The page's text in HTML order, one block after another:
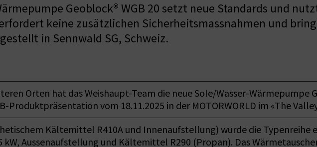
Geoblock® WGB 20 setzt neue Standards und
keine zusätzlichen Sicherheitsmassnahmen und
in Sennwald SG, Schweiz.
Orten hat das Weishaupt-Team die neue Sole/Wasser-Wärmepumpe
Produktpräsentation vom 18.11.2025 in der MOTORWORLD im «The
Kältemittel R410A und Innenaufstellung) wurde die Typenreihe
Aussenaufstellung und Kältemittel R290 (Propan). Das